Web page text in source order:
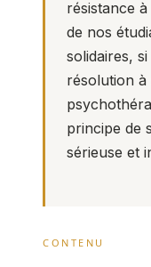
résistance
de nos
solidaires,
résolution
principe de
sérieuse et
CONTENU